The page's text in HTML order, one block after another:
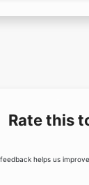
Rate this
helps us